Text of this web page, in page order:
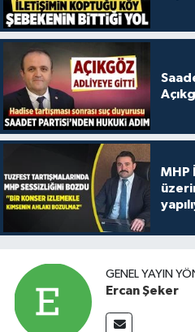
MHP
GENEL YAYIN
Ercan Şeker